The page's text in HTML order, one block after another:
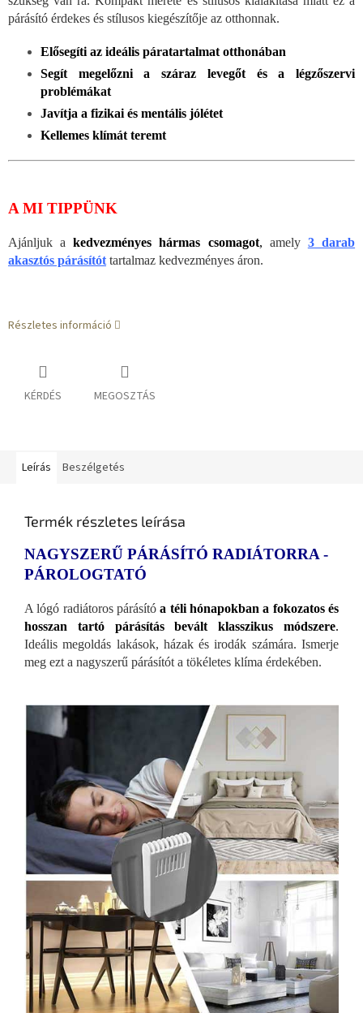
párásító érdekes és stílusos kiegészítője az otthonnak.
Elősegíti az ideális páratartalmat otthonában
Segít megelőzni a száraz levegőt és a légzőszervi
problémákat
Javítja a fizikai és mentális jólétet
Kellemes klímát teremt
A MI TIPPÜNK
Ajánljuk akedvezményes hármas csomagot, amely 3 darab
akasztós párásítót tartalmaz kedvezményes áron.
Részletes információ
KÉRDÉS MEGOSZTÁS
Leírás Beszélgetés
Termék részletes leírása
NAGYSZERŰ PÁRÁSÍTÓ RADIÁTORRA -
PÁROLOGTATÓ
A lógó radiátoros párásítóa téli hónapokban a fokozatos és
hosszan tartó párásítás bevált klasszikus módszere.
Ideális megoldás lakások, házak és irodák számára. Ismerje
meg ezt a nagyszerű párásítót a tökéletes klíma érdekében.